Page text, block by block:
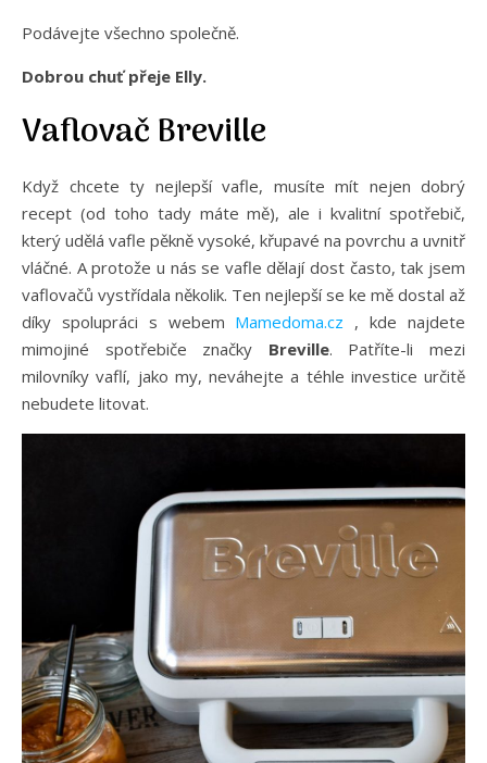
Podávejte všechno společně.
Dobrou chuť přeje Elly.
Vaflovač Breville
Když chcete ty nejlepší vafle, musíte mít nejen dobrý
recept (od toho tady máte mě), ale i kvalitní spotřebič,
který udělá vafle pěkně vysoké, křupavé na povrchu a uvnitř
vláčné. A protože u nás se vafle dělají dost často, tak jsem
vaflovačů vystřídala několik. Ten nejlepší se ke mě dostal až
díky spolupráci s webem Mamedoma.cz , kde najdete
mimojiné spotřebiče značky Breville. Patříte-li mezi
milovníky vaflí, jako my, neváhejte a téhle investice určitě
nebudete litovat.